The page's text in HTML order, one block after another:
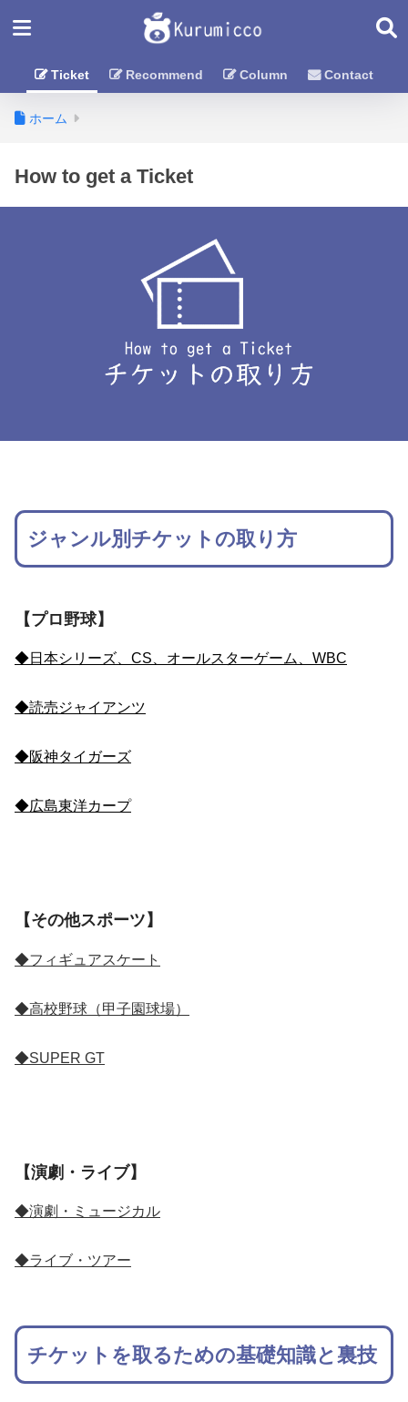
Ticket Recommend Column Contact
ホーム
How to get a Ticket
ジャンル別チケットの取り方
【プロ野球】
◆日本シリーズ、CS、オールスターゲーム、WBC
◆読売ジャイアンツ
◆阪神タイガーズ
◆広島東洋カープ
【その他スポーツ】
◆フィギュアスケート
◆高校野球（甲子園球場）
◆SUPER GT
【演劇・ライブ】
◆演劇・ミュージカル
◆ライブ・ツアー
チケットを取るための基礎知識と裏技